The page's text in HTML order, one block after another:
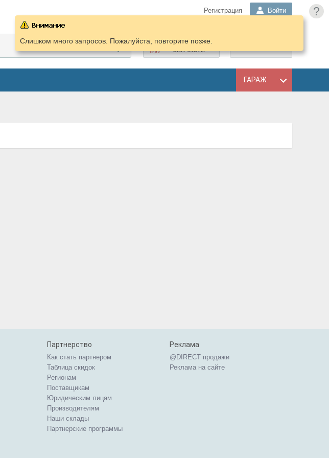
?
Регистрация Войти
ПОДОБРАТЬ
ЗАПЧАСТИ
ГАРАЖ
Слишком много запросов. Пожалуйста, повторите позже.
Партнерство
Как стать партнером
Таблица скидок
Регионам
Поставщикам
Юридическим лицам
Производителям
Наши склады
Партнерские программы
Реклама
@DIRECT продажи
Реклама на сайте